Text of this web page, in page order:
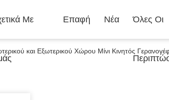
Με Επαφή Νέα Όλες Οι
και Εξωτερικού Χώρου Μίνι Κινητός